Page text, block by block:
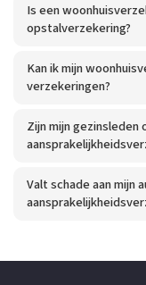
Is een
opstalverzekering?
Kan ik mijn
verzekeringen?
Zijn mijn
Valt schade aan mijn